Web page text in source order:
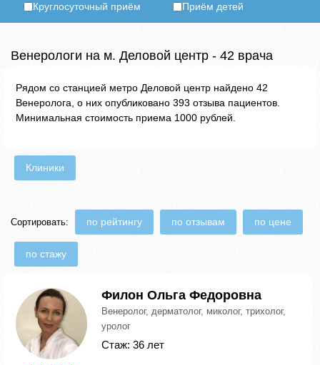
Круглосуточный приём Приём детей
Венерологи на м. Деловой центр - 42 врача
Рядом со станцией метро Деловой центр найдено 42
Венеролога, о них опубликовано 393 отзыва пациентов.
Минимальная стоимость приема 1000 рублей.
Клиники
Сортировать: по рейтингу по отзывам по цене
по стажу
Филон Ольга Федоровна
Венеролог, дерматолог, миколог, трихолог,
уролог
Стаж: 36 лет